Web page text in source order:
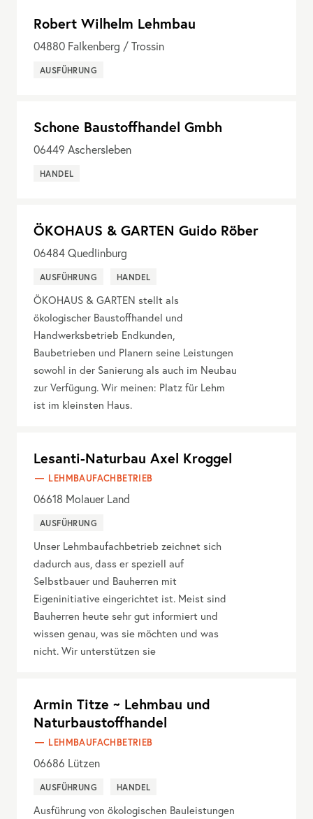
Robert Wilhelm Lehmbau
04880 Falkenberg / Trossin
AUSFÜHRUNG
Schone Baustoffhandel Gmbh
06449 Aschersleben
HANDEL
ÖKOHAUS & GARTEN Guido Röber
06484 Quedlinburg
AUSFÜHRUNG HANDEL
ÖKOHAUS & GARTEN stellt als
ökologischer Baustoffhandel und
Handwerksbetrieb Endkunden,
Baubetrieben und Planern seine Leistungen
sowohl in der Sanierung als auch im Neubau
zur Verfügung. Wir meinen: Platz für Lehm
ist im kleinsten Haus.
Lesanti-Naturbau Axel Kroggel
LEHMBAUFACHBETRIEB
06618 Molauer Land
AUSFÜHRUNG
Unser Lehmbaufachbetrieb zeichnet sich
dadurch aus, dass er speziell auf
Selbstbauer und Bauherren mit
Eigeninitiative eingerichtet ist. Meist sind
Bauherren heute sehr gut informiert und
wissen genau, was sie möchten und was
nicht. Wir unterstützen sie
Armin Titze ~ Lehmbau und
Naturbaustoffhandel
LEHMBAUFACHBETRIEB
06686 Lützen
AUSFÜHRUNG HANDEL
Ausführung von ökologischen Bauleistungen